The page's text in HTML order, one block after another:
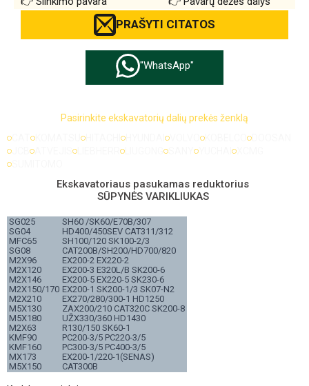
PRAŠYTI CITATOS
"WhatsApp"
Pasirinkite ekskavatorių dalių prekės ženklą
Ekskavatoriaus pasukamas reduktorius
SŪPYNĖS VARIKLIUKAS
SG025
SH60 /SK60/E70B/307
SG04
HD400/450SEV CAT311/312
MFC65
SH100/120 SK100-2/3
SG08
CAT200B/SH200/HD700/820
M2X96
EX200-2 EX220-2
M2X120
EX200-3 E320L/B SK200-6
M2X146
EX200-5 EX220-5 SK230-6
M2X150/170 EX200-1 SK200-1/3 SK07-N2
M2X210
EX270/280/300-1 HD1250
M5X130
ZAX200/210 CAT320C SK200-8
M5X180
UŽX330/360 HD1430
M2X63
R130/150 SK60-1
KMF90
PC200-3/5 PC220-3/5
KMF160
PC300-3/5 PC400-3/5
MX173
EX200-1/220-1(SENAS)
M5X150
CAT300B